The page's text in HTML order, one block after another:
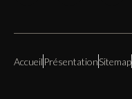
Accueil PrésentationSitemap